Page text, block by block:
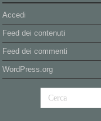
Accedi
Feed dei contenuti
Feed dei commenti
WordPress.org